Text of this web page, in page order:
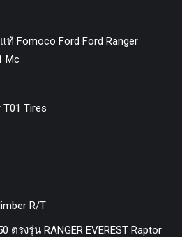
ท้ Fomoco Ford Ford Ranger
Mc
T01 Tires
R/T
รงรุ่น RANGER EVEREST Raptor